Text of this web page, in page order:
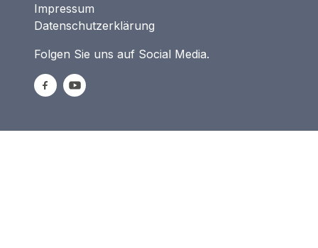
Impressum
Datenschutzerklärung
Folgen Sie uns auf Social Media.